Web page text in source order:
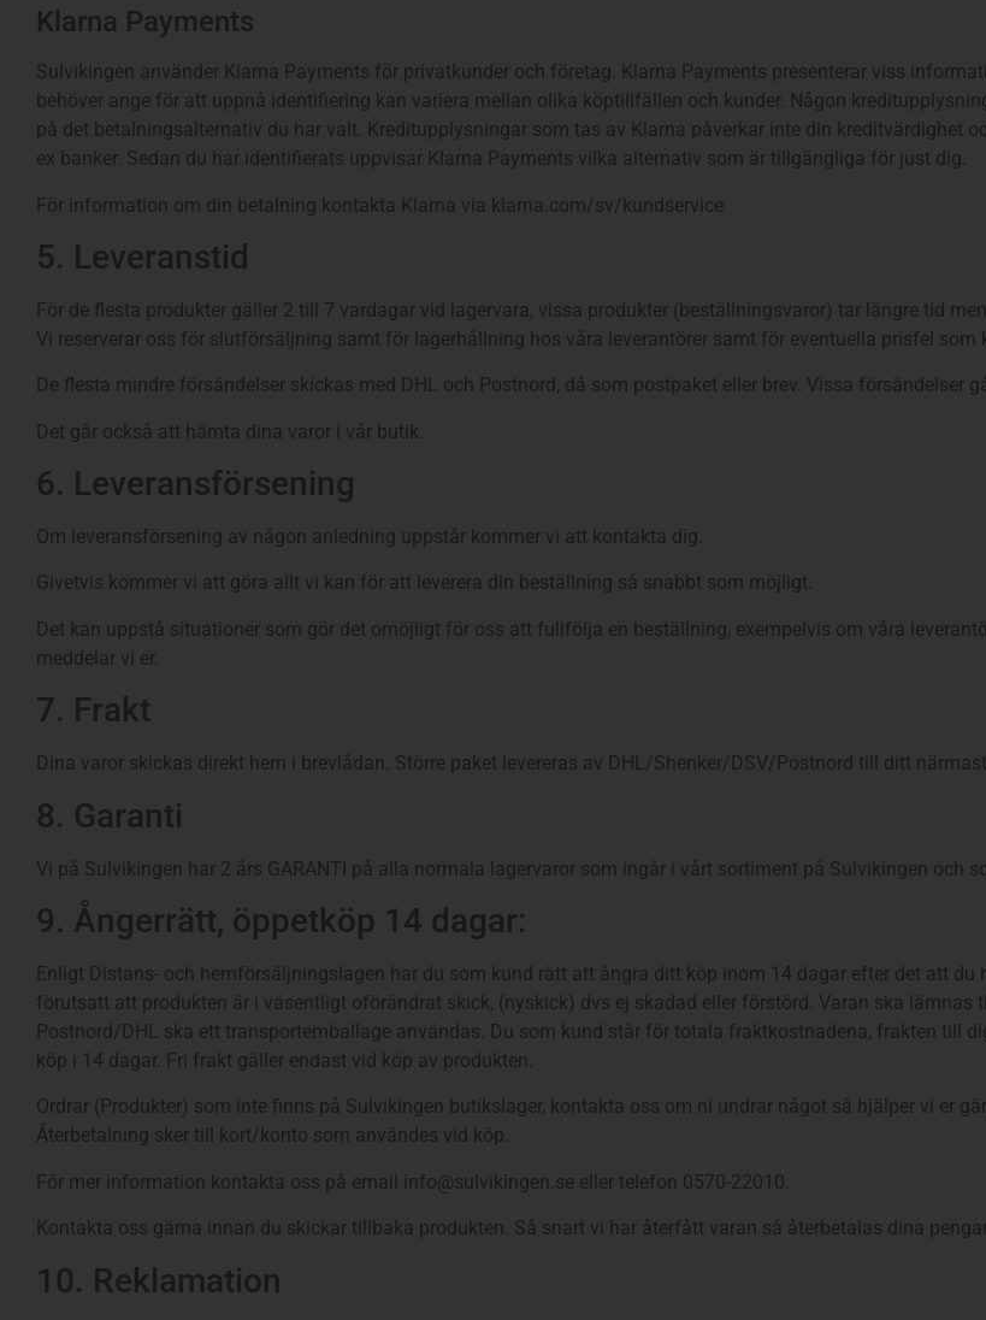
Klarna Payments
Sulvikingen använder Klarna Payments för privatkunder och företag. Klarna Payments presenterar viss
behöver ange för att uppnå identifiering kan variera mellan olika köptillfällen och kunder. Någon
på det betalningsalternativ du har valt. Kreditupplysningar som tas av Klarna påverkar inte din kreditvärdighet
ex banker. Sedan du har identifierats uppvisar Klarna Payments vilka alternativ som är tillgängliga för just dig.
För information om din betalning kontakta Klarna via klarna.com/sv/kundservice
5. Leveranstid
För de flesta produkter gäller 2 till 7 vardagar vid lagervara, vissa produkter (beställningsvaror) tar längre tid
Vi reserverar oss för slutförsäljning samt för lagerhållning hos våra leverantörer samt för eventuella prisfel som
De flesta mindre försändelser skickas med DHL och Postnord, då som postpaket eller brev. Vissa försändelser
Det går också att hämta dina varor i vår butik.
6. Leveransförsening
Om leveransförsening av någon anledning uppstår kommer vi att kontakta dig.
Givetvis kommer vi att göra allt vi kan för att leverera din beställning så snabbt som möjligt.
Det kan uppstå situationer som gör det omöjligt för oss att fullfölja en beställning, exempelvis om våra
meddelar vi er.
7. Frakt
Dina varor skickas direkt hem i brevlådan. Större paket levereras av DHL/Shenker/DSV/Postnord till ditt
8. Garanti
Vi på Sulvikingen har 2 års GARANTI på alla normala lagervaror som ingår i vårt sortiment på Sulvikingen och
9. Ångerrätt, öppetköp 14 dagar:
Enligt Distans- och hemförsäljningslagen har du som kund rätt att ångra ditt köp inom 14 dagar efter det att
förutsatt att produkten är i väsentligt oförändrat skick, (nyskick) dvs ej skadad eller förstörd. Varan ska
Postnord/DHL ska ett transportemballage användas. Du som kund står för totala fraktkostnadena, frakten till
köp i 14 dagar. Fri frakt gäller endast vid köp av produkten.
Ordrar (Produkter) som inte finns på Sulvikingen butikslager, kontakta oss om ni undrar något så hjälper vi er
Återbetalning sker till kort/konto som användes vid köp.
För mer information kontakta oss på email info@sulvikingen.se eller telefon 0570-22010.
Kontakta oss gärna innan du skickar tillbaka produkten. Så snart vi har återfått varan så återbetalas dina
10. Reklamation